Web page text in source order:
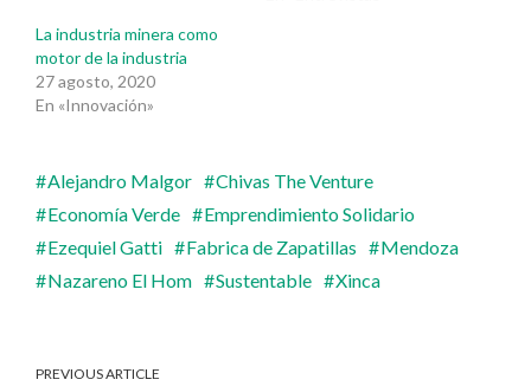
La industria minera como
motor de la industria
27 agosto, 2020
En «Innovación»
Alejandro Malgor
Chivas The Venture
Economía Verde
Emprendimiento Solidario
Ezequiel Gatti
Fabrica de Zapatillas
Mendoza
Nazareno El Hom
Sustentable Xinca
PREVIOUS ARTICLE